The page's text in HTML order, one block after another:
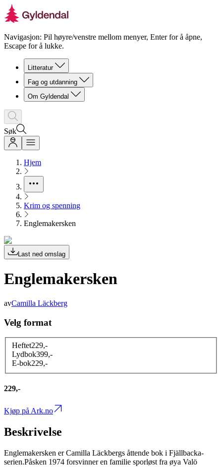
Navigasjon: Pil høyre/venstre mellom menyer, Enter for å åpne,
Escape for å lukke.
Litteratur
Fag og utdanning
Om Gyldendal
Søk
Hjem
Krim og spenning
Englemakersken
Last ned omslag
Englemakersken
avCamilla Läckberg
Velg format
Heftet229,-
Lydbok399,-
E-bok229,-
229,-
Kjøp på Ark.no
Beskrivelse
Englemakersken er Camilla Läckbergs åttende bok i Fjällbacka-
serien.Påsken 1974 forsvinner en familie sporløst fra øya Valö